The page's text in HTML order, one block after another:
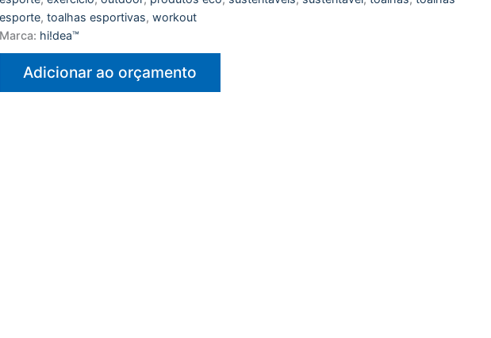
esporte,toalhas esportivas,workout
Marca: hi!dea™
Adicionar ao orçamento